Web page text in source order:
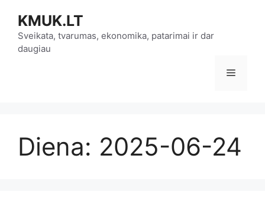
turinio
KMUK.LT
Sveikata, tvarumas, ekonomika, patarimai ir dar
daugiau
Meniu
Diena: 2025-06-24